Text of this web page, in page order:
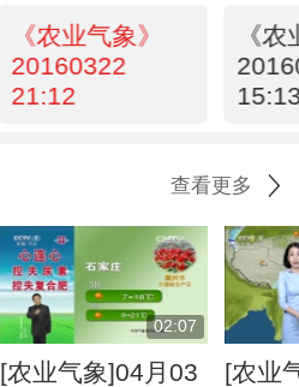
《农业气象》
20160322
21:12
《
查看更多
02:07
[农业气象]04月03
[农业